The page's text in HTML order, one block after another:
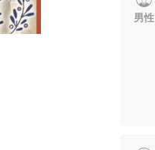
男性